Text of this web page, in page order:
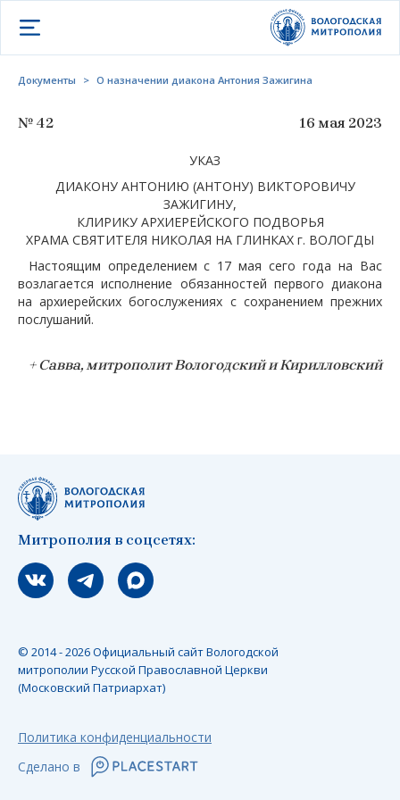
Открыть меню
Документы > О назначении диакона Антония Зажигина
№ 42 16 мая 2023
УКАЗ
ДИАКОНУ АНТОНИЮ (АНТОНУ) ВИКТОРОВИЧУ
ЗАЖИГИНУ,
КЛИРИКУ АРХИЕРЕЙСКОГО ПОДВОРЬЯ
ХРАМА СВЯТИТЕЛЯ НИКОЛАЯ НА ГЛИНКАХ г. ВОЛОГДЫ
Настоящим определением с 17 мая сего года на Вас
возлагается исполнение обязанностей первого диакона
на архиерейских богослужениях с сохранением прежних
послушаний.
+ Савва, митрополит Вологодский и Кирилловский
Митрополия в соцсетях:
Мы вконтакте
Мы в telegram
Мы в Макс
© 2014 - 2026 Официальный сайт Вологодской
митрополии Русской Православной Церкви
(Московский Патриархат)
Политика конфиденциальности
Сделано в